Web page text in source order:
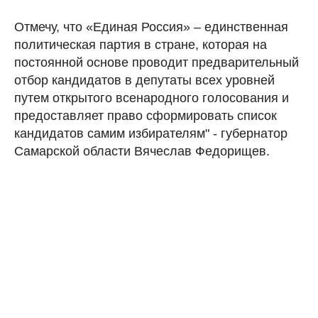
Отмечу, что «Единая Россия» – единственная
политическая партия в стране, которая на
постоянной основе проводит предварительный
отбор кандидатов в депутаты всех уровней
путем открытого всенародного голосования и
предоставляет право сформировать список
кандидатов самим избирателям" - губернатор
Самарской области Вячеслав Федорищев.